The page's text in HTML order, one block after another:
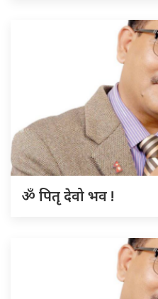
ॐ पितृ देवो भव !